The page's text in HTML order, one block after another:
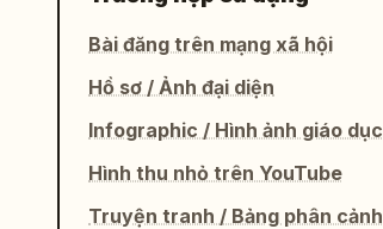
Bài đăng trên mạng xã hội
Hồ sơ / Ảnh đại diện
Infographic / Hình ảnh giáo dục
Hình thu nhỏ trên YouTube
Truyện tranh / Bảng phân cảnh